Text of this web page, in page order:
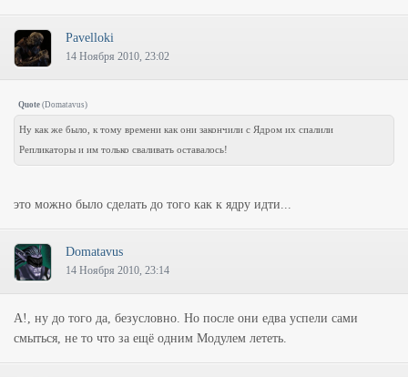
Pavelloki
14 Ноября 2010, 23:02
Quote (Domatavus)
Ну как же было, к тому времени как они закончили с Ядром их спалили
Репликаторы и им только сваливать оставалось!
это можно было сделать до того как к ядру идти...
Domatavus
14 Ноября 2010, 23:14
А!, ну до того да, безусловно. Но после они едва успели сами
смыться, не то что за ещё одним Модулем лететь.